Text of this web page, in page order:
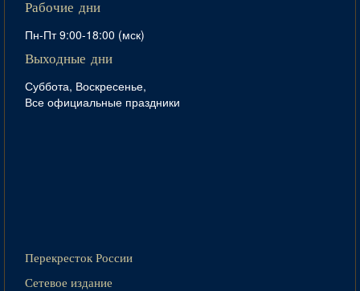
Рабочие дни
Пн-Пт 9:00-18:00 (мск)
Выходные дни
Суббота, Воскресенье,
Все официальные праздники
Перекресток России
Сетевое издание